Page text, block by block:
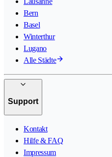
Bern
Basel
Winterthur
Lugano
Alle Städte
Support
Kontakt
Hilfe & FAQ
Impressum